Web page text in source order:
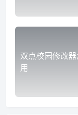
双点校园修改
用